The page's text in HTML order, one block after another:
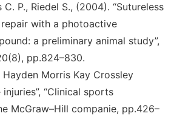
P., Riedel S., (2004). “Sutureless
with a photoactive
a preliminary animal study”,
pp.824–830.
Morris Kay Crossley
injuries”, “Clinical sports
McGraw–Hill companie, pp.426–